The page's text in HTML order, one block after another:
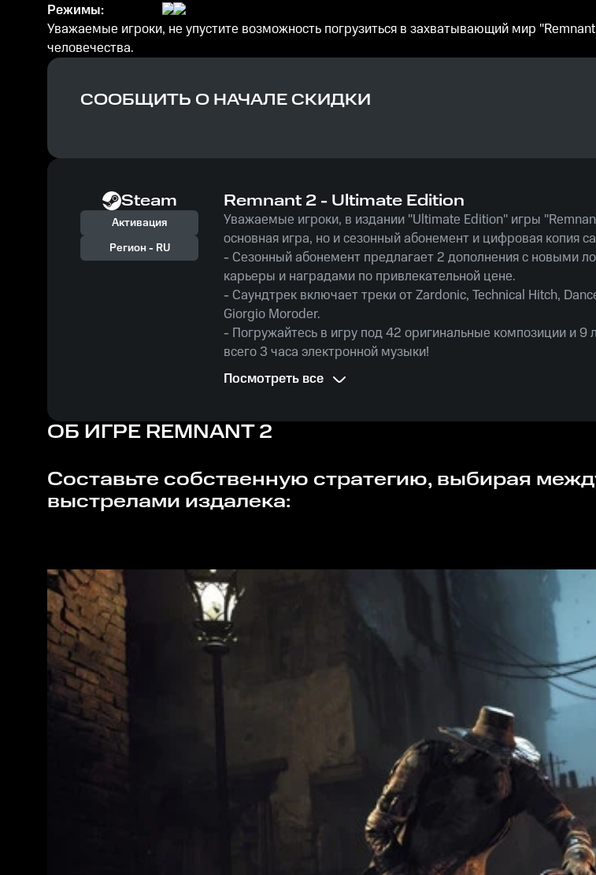
Режимы:
Уважаемые игроки, не упустите возможность погрузиться в захватывающий мир
человечества.
СООБЩИТЬ О НАЧАЛЕ СКИДКИ
Steam
Активация
Регион - RU
Remnant 2 - Ultimate Edition
Уважаемые игроки, в издании "Ultimate Edition" игры
основная игра, но и сезонный абонемент и цифровая копия
- Сезонный абонемент предлагает 2 дополнения с новыми
карьеры и наградами по привлекательной цене.
- Саундтрек включает треки от Zardonic, Technical Hitch,
Giorgio Moroder.
- Погружайтесь в игру под 42 оригинальные композиции и 9
всего 3 часа электронной музыки!
Покупайте уникальные ключи на сайте Rushbe.ru и
дополнениями и саундтреком!
Посмотреть все
ОБ ИГРЕ REMNANT 2
Составьте собственную стратегию, выбирая между ближним боем и стратегическими
выстрелами издалека: